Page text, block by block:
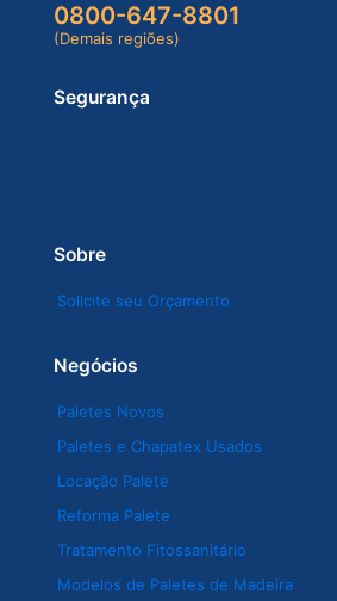
0800-647-8801
(Demais regiões)
Segurança
Sobre
Solicite seu Orçamento
Negócios
Paletes Novos
Paletes e Chapatex Usados
Locação Palete
Reforma Palete
Tratamento Fitossanitário
Modelos de Paletes de Madeira